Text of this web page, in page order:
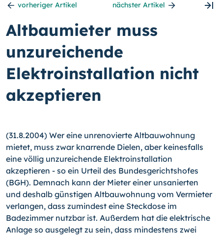
vorheriger Artikel nächster Artikel
Altbaumieter muss
unzureichende
Elektroinstallation nicht
akzeptieren
(31.8.2004) Wer eine unrenovierte Altbauwohnung
mietet, muss zwar knarrende Dielen, aber keinesfalls
eine völlig unzureichende Elektroinstallation
akzeptieren - so ein Urteil des Bundesgerichtshofes
(BGH). Demnach kann der Mieter einer unsanierten
und deshalb günstigen Altbauwohnung vom Vermieter
verlangen, dass zumindest eine Steckdose im
Badezimmer nutzbar ist. Außerdem hat die elektrische
Anlage so ausgelegt zu sein, dass mindestens zwei